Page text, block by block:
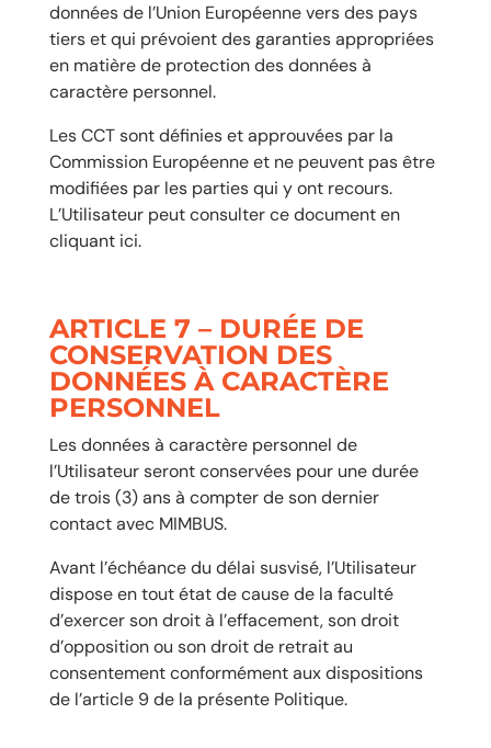
données de l’Union Européenne vers des pays
tiers et qui prévoient des garanties appropriées
en matière de protection des données à
caractère personnel.
Les CCT sont définies et approuvées par la
Commission Européenne et ne peuvent pas être
modifiées par les parties qui y ont recours.
L’Utilisateur peut consulter ce document en
cliquant ici.
ARTICLE 7 – DURÉE DE
CONSERVATION DES
DONNÉES À CARACTÈRE
PERSONNEL
Les données à caractère personnel de
l’Utilisateur seront conservées pour une durée
de trois (3) ans à compter de son dernier
contact avec MIMBUS.
Avant l’échéance du délai susvisé, l’Utilisateur
dispose en tout état de cause de la faculté
d’exercer son droit à l’effacement, son droit
d’opposition ou son droit de retrait au
consentement conformément aux dispositions
de l’article 9 de la présente Politique.